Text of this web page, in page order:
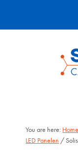
You are here: Home
LED Panelen /